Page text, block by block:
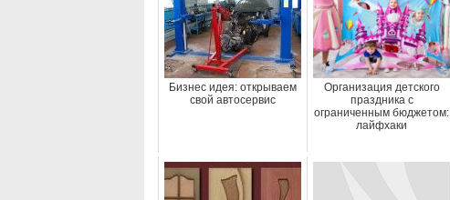
Бизнес идея: открываем
свой автосервис
Организация детского
праздника с
ограниченным бюджетом:
лайфхаки